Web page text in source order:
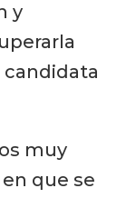
y
candidata
muy
que se